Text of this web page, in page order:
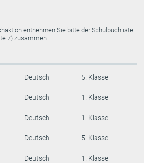
entnehmen Sie bitte der Schulbuchliste.
7) zusammen.
Deutsch 5. Klasse
Deutsch 1. Klasse
Deutsch 1. Klasse
Deutsch 5. Klasse
Deutsch 1. Klasse